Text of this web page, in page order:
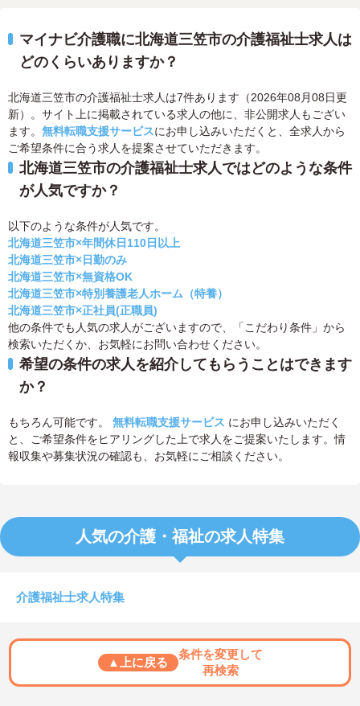
マイナビ介護職に北海道三笠市の介護福祉士求人は
どのくらいありますか？
北海道三笠市の介護福祉士求人は7件あります（2026年08月08日更
新）。サイト上に掲載されている求人の他に、非公開求人もござい
ます。 無料転職支援サービスにお申し込みいただくと、全求人から
ご希望条件に合う求人を提案させていただきます。
北海道三笠市の介護福祉士求人ではどのような条件
が人気ですか？
以下のような条件が人気です。
北海道三笠市×年間休日110日以上
北海道三笠市×日勤のみ
北海道三笠市×無資格OK
北海道三笠市×特別養護老人ホーム（特養）
北海道三笠市×正社員(正職員)
他の条件でも人気の求人がございますので、「こだわり条件」から
検索いただくか、お気軽にお問い合わせください。
希望の条件の求人を紹介してもらうことはできます
か？
もちろん可能です。 無料転職支援サービス にお申し込みいただく
と、ご希望条件をヒアリングした上で求人をご提案いたします。情
報収集や募集状況の確認も、お気軽にご相談ください。
人気の介護・福祉の求人特集
介護福祉士求人特集
▲上に戻る
条件を変更して
再検索